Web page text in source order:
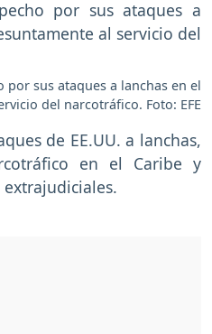
por sus ataques a lanchas en el
del narcotráfico. Foto: EFE
de EE.UU. a lanchas,
en el Caribe y
extrajudiciales.